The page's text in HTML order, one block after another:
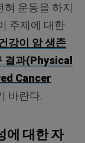
혀 운동을 하지
주제에 대한
강이 암 생존
결과(Physical
Cancer
바란다.
에 대한 자